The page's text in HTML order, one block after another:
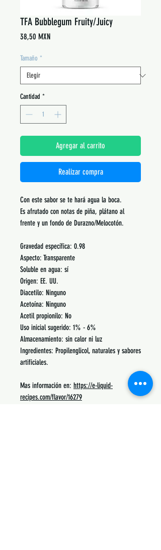
TFA Bubblegum Fruity/Juicy
38,50 MXNPrecio
Tamaño *
Cantidad *
Agregar al carrito
Realizar compra
Con este sabor se te hará agua la boca.
Es afrutado con notas de piña, plátano al
frente y un fondo de Durazno/Melocotón.
Gravedad específica: 0.98
Aspecto: Transparente
Soluble en agua: sí
Origen: EE. UU.
Diacetilo: Ninguno
Acetoína: Ninguno
Acetil propionilo: No
Uso inicial sugerido: 1% - 6%
Almacenamiento: sin calor ni luz
Ingredientes: Propilenglicol, naturales y sabores
artificiales.
Mas información en: https://e-liquid-
recipes.com/flavor/16279